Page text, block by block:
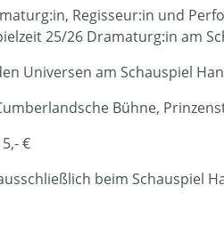
Regisseur:in und
25/26 Dramaturg:in am
Universen am Schauspiel
Bühne,
€
beim Schauspiel